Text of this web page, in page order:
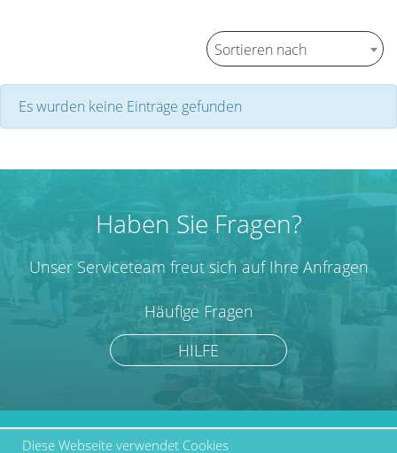
Sortieren nach
Es wurden keine Einträge gefunden
Haben Sie Fragen?
Unser Serviceteam freut sich auf Ihre Anfragen
Häufige Fragen
HILFE
marktcom.de Deutschland Werben bei Marktcom
Diese Webseite verwendet Cookies